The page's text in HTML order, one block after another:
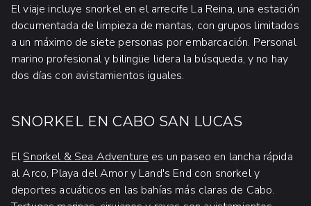
El viaje incluye snorkel en el arrecife La Reina, una estación
documentada de limpieza de mantas, con grupos limitados
a un máximo de siete personas por embarcación. Personal
marino profesional y bilingüe lidera la búsqueda, y no hay
dos días con avistamientos iguales.
SNORKEL EN CABO SAN LUCAS
ElSnorkel & Sea Adventure es un paseo en lancha rápida
al Arco, Playa del Amor y Land's End con snorkel y
deportes acuáticos en las bahías más claras de Cabo.